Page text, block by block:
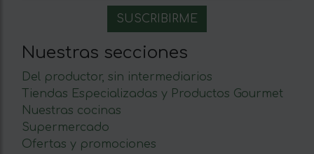
Nuestras secciones
Del productor, sin intermediarios
Tiendas Especializadas y Productos Gourmet
Nuestras cocinas
Supermercado
Ofertas y promociones